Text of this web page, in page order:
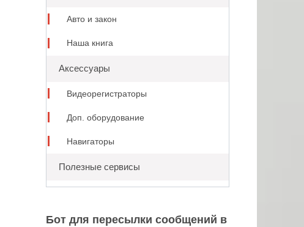
Авто и закон
Наша книга
Аксессуары
Видеорегистраторы
Доп. оборудование
Навигаторы
Полезные сервисы
Бот для пересылки сообщений в